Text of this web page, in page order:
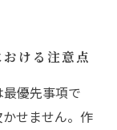
ける注意点
優先事項で
せません。作